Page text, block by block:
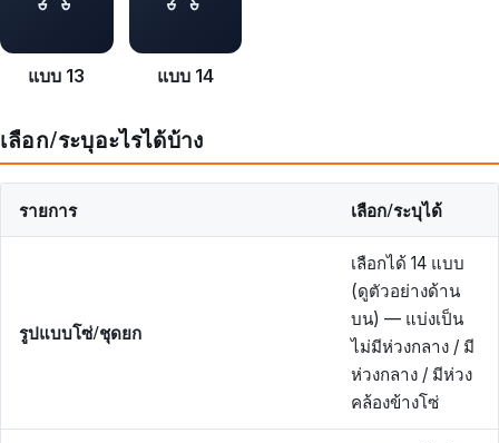
แบบ 13 แบบ 14
เลือก/ระบุอะไรได้บ้าง
รายการ เลือก/ระบุได้
รูปแบบโซ่/ชุดยก
เลือกได้ 14 แบบ
(ดูตัวอย่างด้าน
บน) — แบ่งเป็น
ไม่มีห่วงกลาง / มี
ห่วงกลาง / มีห่วง
คล้องข้างโซ่